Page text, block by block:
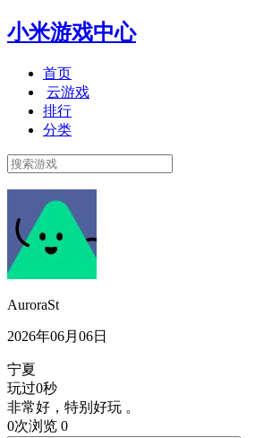
小米游戏中心
首页
云游戏
排行
分类
AuroraSt
2026年06月06日
宁夏
玩过0秒
非常好，特别好玩 。
0次浏览 0